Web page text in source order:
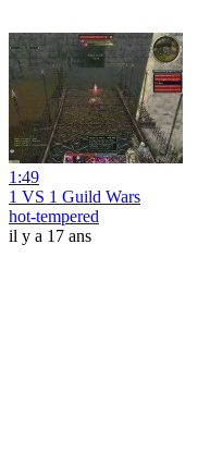
1:49
1 VS 1 Guild Wars
hot-tempered
il y a 17 ans